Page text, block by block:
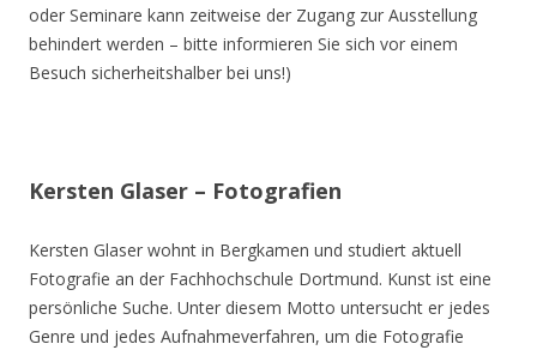
oder Seminare kann zeitweise der Zugang zur Ausstellung
behindert werden – bitte informieren Sie sich vor einem
Besuch sicherheitshalber bei uns!)
Kersten Glaser – Fotografien
Kersten Glaser wohnt in Bergkamen und studiert aktuell
Fotografie an der Fachhochschule Dortmund. Kunst ist eine
persönliche Suche. Unter diesem Motto untersucht er jedes
Genre und jedes Aufnahmeverfahren, um die Fotografie